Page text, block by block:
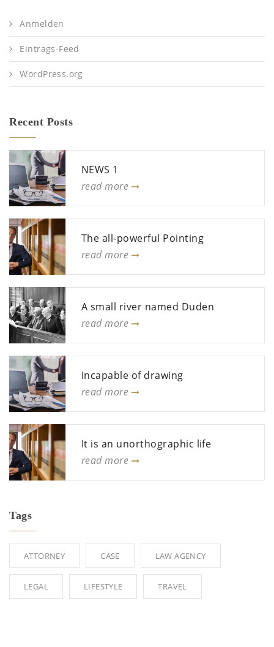
Anmelden
Eintrags-Feed
WordPress.org
Recent Posts
NEWS 1
read more
The all-powerful Pointing
read more
A small river named Duden
read more
Incapable of drawing
read more
It is an unorthographic life
read more
Tags
ATTORNEY CASE LAW AGENCY
LEGAL LIFESTYLE TRAVEL